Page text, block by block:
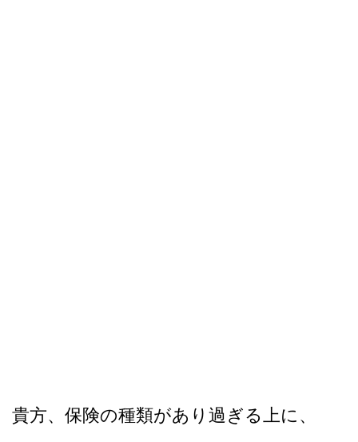
貴方、保険の種類があり過ぎる上に、